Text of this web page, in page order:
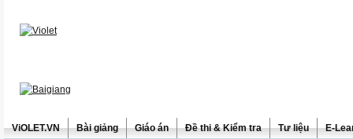
ViOLET.VN Bài giảng Giáo án Đề thi & Kiểm tra Tư liệu E-